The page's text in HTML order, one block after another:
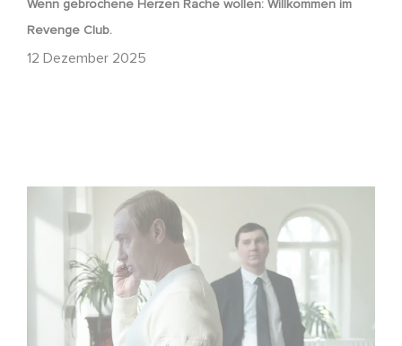
Wenn gebrochene Herzen Rache wollen: Willkommen im
Revenge Club.
12 Dezember 2025
Macht, Geheimnisse, Manipulation – wer zieht die Fäden
im Verborgenen?